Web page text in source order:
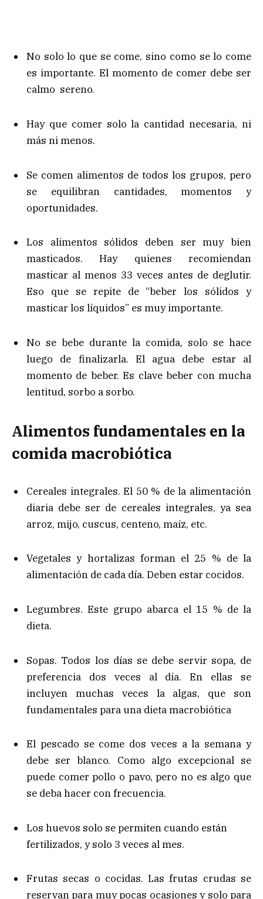
No solo lo que se come, sino como se lo come
es importante. El momento de comer debe ser
calmo sereno.
Hay que comer solo la cantidad necesaria, ni
más ni menos.
Se comen alimentos de todos los grupos, pero
se equilibran cantidades, momentos y
oportunidades.
Los alimentos sólidos deben ser muy bien
masticados. Hay quienes recomiendan
masticar al menos 33 veces antes de deglutir.
Eso que se repite de “beber los sólidos y
masticar los líquidos” es muy importante.
No se bebe durante la comida, solo se hace
luego de finalizarla. El agua debe estar al
momento de beber. Es clave beber con mucha
lentitud, sorbo a sorbo.
Alimentos fundamentales en la
comida macrobiótica
Cereales integrales. El 50 % de la alimentación
diaria debe ser de cereales integrales, ya sea
arroz, mijo, cuscus, centeno, maíz, etc.
Vegetales y hortalizas forman el 25 % de la
alimentación de cada día. Deben estar cocidos.
Legumbres. Este grupo abarca el 15 % de la
dieta.
Sopas. Todos los días se debe servir sopa, de
preferencia dos veces al día. En ellas se
incluyen muchas veces la algas, que son
fundamentales para una dieta macrobiótica
El pescado se come dos veces a la semana y
debe ser blanco. Como algo excepcional se
puede comer pollo o pavo, pero no es algo que
se deba hacer con frecuencia.
Los huevos solo se permiten cuando están
fertilizados, y solo 3 veces al mes.
Frutas secas o cocidas. Las frutas crudas se
reservan para muy pocas ocasiones y solo para